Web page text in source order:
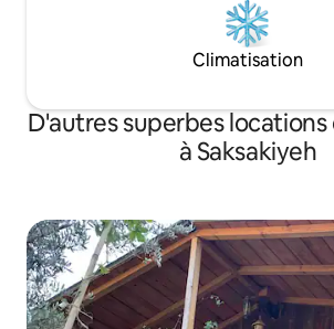
Climatisation
D'autres superbes
à Saksakiyeh